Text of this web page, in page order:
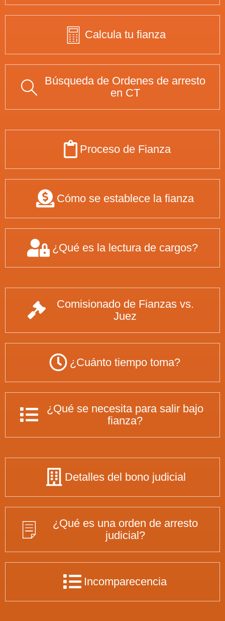
Calcula tu fianza
Búsqueda de Ordenes de arresto
en CT
Proceso de Fianza
Cómo se establece la fianza
¿Qué es la lectura de cargos?
Comisionado de Fianzas vs.
Juez
¿Cuánto tiempo toma?
¿Qué se necesita para salir bajo
fianza?
Detalles del bono judicial
¿Qué es una orden de arresto
judicial?
Incomparecencia